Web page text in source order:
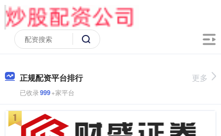
正规配资平台排行
已收录999+家平台
更多